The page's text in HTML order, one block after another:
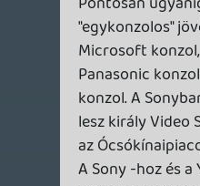
2008.01.22 06:34:10
thx:)
Madroy 2008.01.21 23:41:00
Jó de ott van egy ilyen
az emberek mi a
veszel mondjuk egy sony